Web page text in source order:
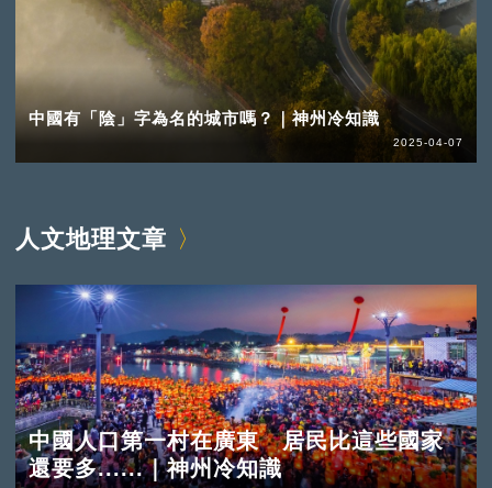
中國有「陰」字為名的城市嗎？｜神州冷知識
2025-04-07
人文地理文章
中國人口第一村在廣東 居民比這些國家
還要多......｜神州冷知識